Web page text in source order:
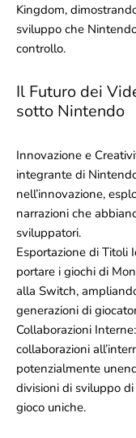
Kingdom,
sviluppo che
controllo.
Il Futuro dei
sotto Nintendo
Innovazione e
integrante di
nell’innovazione,
narrazioni che
sviluppatori.
Esportazione di Titoli
portare i giochi di
alla Switch,
generazioni di
Collaborazioni
collaborazioni
potenzialmente
divisioni di sviluppo
gioco uniche.